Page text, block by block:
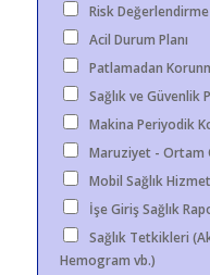
Risk
Acil Durum Planı
Patlamadan
Sağlık ve Güvenlik
Makina Periyodik
Maruziyet - Ortam
Mobil Sağlık
İşe Giriş Sağlık
Sağlık Tetkikleri
Hemogram vb.)